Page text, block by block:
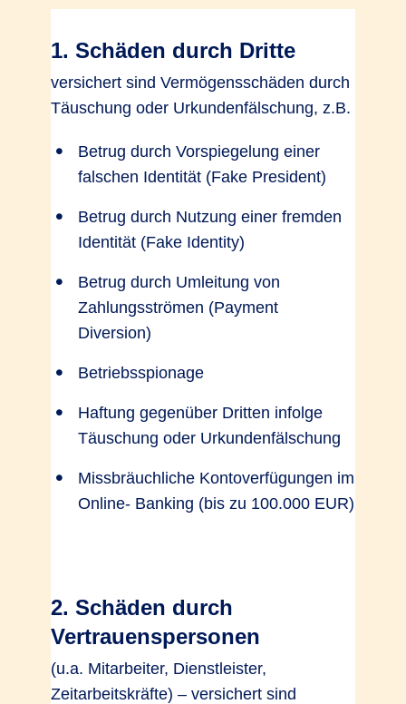
1. Schäden durch Dritte
versichert sind Vermögensschäden durch
Täuschung oder Urkundenfälschung, z.B.
Betrug durch Vorspiegelung einer
falschen Identität (Fake President)
Betrug durch Nutzung einer fremden
Identität (Fake Identity)
Betrug durch Umleitung von
Zahlungsströmen (Payment
Diversion)
Betriebsspionage
Haftung gegenüber Dritten infolge
Täuschung oder Urkundenfälschung
Missbräuchliche Kontoverfügungen im
Online- Banking (bis zu 100.000 EUR)
2. Schäden durch
Vertrauenspersonen
(u.a. Mitarbeiter, Dienstleister,
Zeitarbeitskräfte) – versichert sind